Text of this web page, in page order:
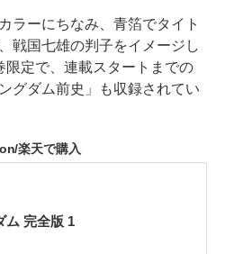
ラーにちなみ、青箔でタイト
戦国七雄の判子をイメージし
限定で、連載スタートまでの
グダム前史」も収録されてい
楽天で購入
ム 完全版 1